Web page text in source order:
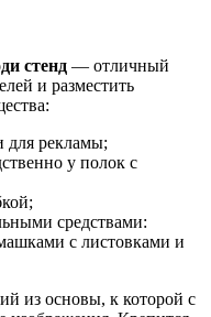
стенд — отличный
и разместить
для рекламы;
у полок с
средствами:
с листовками и
из основы, к которой с